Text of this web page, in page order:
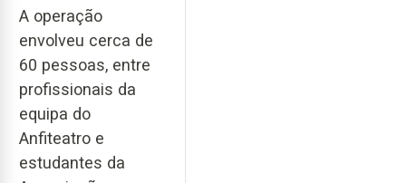
A operação
envolveu cerca de
60 pessoas, entre
profissionais da
equipa do
Anfiteatro e
estudantes da